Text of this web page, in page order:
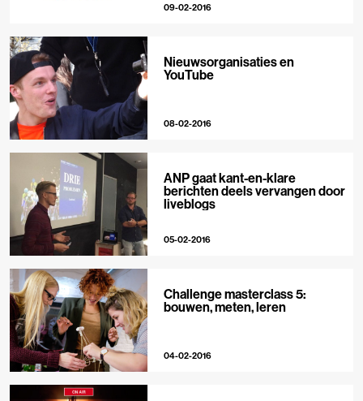
09-02-2016
Nieuwsorganisaties en
YouTube
08-02-2016
ANP gaat kant-en-klare
berichten deels vervangen door
liveblogs
05-02-2016
Challenge masterclass 5:
bouwen, meten, leren
04-02-2016